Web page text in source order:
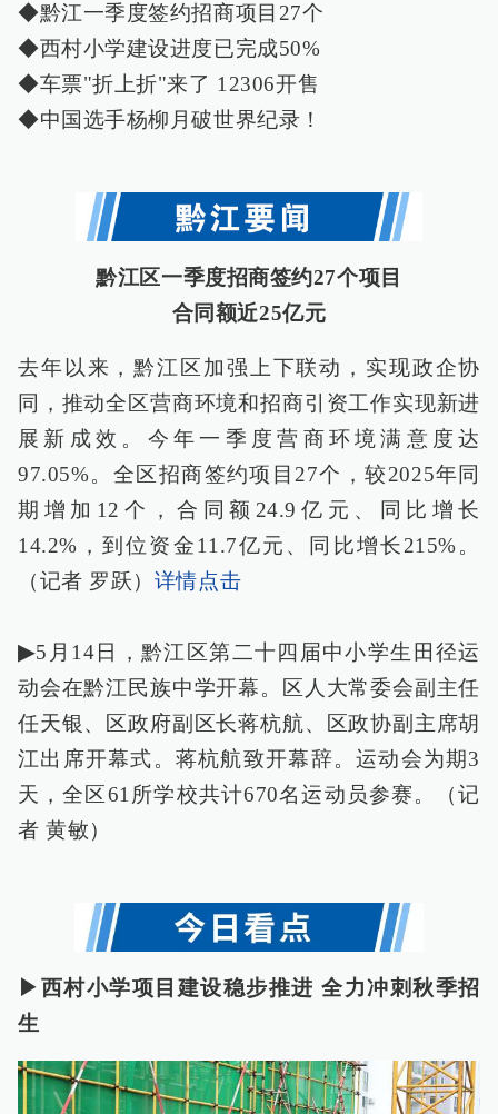
◆黔江一季度签约招商项目27个
◆西村小学建设进度已完成50%
◆车票"折上折"来了 12306开售
◆中国选手杨柳月破世界纪录！
黔江区一季度招商签约27个项目
合同额近25亿元
去年以来，黔江区加强上下联动，实现政企协
同，推动全区营商环境和招商引资工作实现新进
展新成效。今年一季度营商环境满意度达
97.05%。全区招商签约项目27个，较2025年同
期增加12个，合同额24.9亿元、同比增长
14.2%，到位资金11.7亿元、同比增长215%。
（记者 罗跃） 详情点击
▶5月14日，黔江区第二十四届中小学生田径运
动会在黔江民族中学开幕。区人大常委会副主任
任天银、区政府副区长蒋杭航、区政协副主席胡
江出席开幕式。蒋杭航致开幕辞。运动会为期3
天，全区61所学校共计670名运动员参赛。（记
者 黄敏）
▶西村小学项目建设稳步推进 全力冲刺秋季招
生